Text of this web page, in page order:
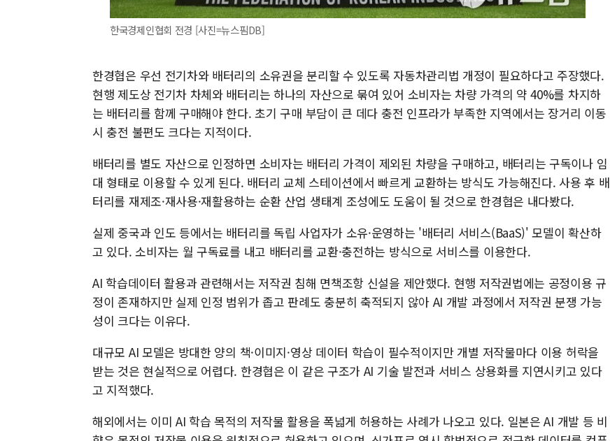
한국경제인협회 전경 [사진=뉴스핌DB]
한경협은 우선 전기차와 배터리의 소유권을 분리할 수 있도록 자동차관리법 개정이 필요하다고 주장했다.
현행 제도상 전기차 차체와 배터리는 하나의 자산으로 묶여 있어 소비자는 차량 가격의 약 40%를 차지하
는 배터리를 함께 구매해야 한다. 초기 구매 부담이 큰 데다 충전 인프라가 부족한 지역에서는 장거리 이동
시 충전 불편도 크다는 지적이다.
배터리를 별도 자산으로 인정하면 소비자는 배터리 가격이 제외된 차량을 구매하고, 배터리는 구독이나 임
대 형태로 이용할 수 있게 된다. 배터리 교체 스테이션에서 빠르게 교환하는 방식도 가능해진다. 사용 후 배
터리를 재제조·재사용·재활용하는 순환 산업 생태계 조성에도 도움이 될 것으로 한경협은 내다봤다.
실제 중국과 인도 등에서는 배터리를 독립 사업자가 소유·운영하는 '배터리 서비스(BaaS)' 모델이 확산하
고 있다. 소비자는 월 구독료를 내고 배터리를 교환·충전하는 방식으로 서비스를 이용한다.
AI 학습데이터 활용과 관련해서는 저작권 침해 면책조항 신설을 제안했다. 현행 저작권법에는 공정이용 규
정이 존재하지만 실제 인정 범위가 좁고 판례도 충분히 축적되지 않아 AI 개발 과정에서 저작권 분쟁 가능
성이 크다는 이유다.
대규모 AI 모델은 방대한 양의 책·이미지·영상 데이터 학습이 필수적이지만 개별 저작물마다 이용 허락을
받는 것은 현실적으로 어렵다. 한경협은 이 같은 구조가 AI 기술 발전과 서비스 상용화를 지연시키고 있다
고 지적했다.
해외에서는 이미 AI 학습 목적의 저작물 활용을 폭넓게 허용하는 사례가 나오고 있다. 일본은 AI 개발 등 비